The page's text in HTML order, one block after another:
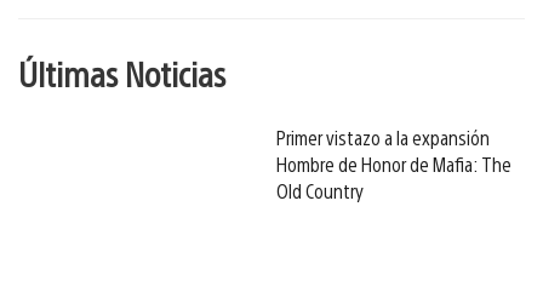
Últimas Noticias
Primer vistazo a la expansión
Hombre de Honor de Mafia: The
Old Country